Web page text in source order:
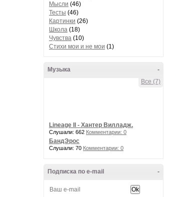
Мысли (46)
Тесты (46)
Картинки (26)
Школа (18)
Чувства (10)
Стихи мои и не мои (1)
-
Музыка
Все (7)
Lineage II - Хантер Вилладж.
Слушали: 662 Комментарии: 0
БандЭрос
Слушали: 70 Комментарии: 0
-
Подписка по e-mail